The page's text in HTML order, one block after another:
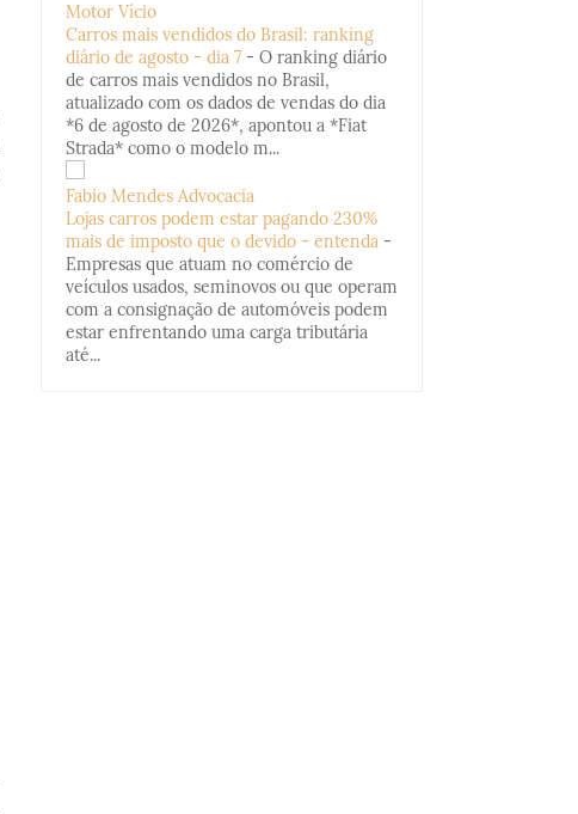
Motor Vício
Carros mais vendidos do Brasil: ranking
diário de agosto - dia 7 - O ranking diário
de carros mais vendidos no Brasil,
atualizado com os dados de vendas do dia
*6 de agosto de 2026*, apontou a *Fiat
Strada* como o modelo m...
Fabio Mendes Advocacia
Lojas carros podem estar pagando 230%
mais de imposto que o devido - entenda -
Empresas que atuam no comércio de
veículos usados, seminovos ou que operam
com a consignação de automóveis podem
estar enfrentando uma carga tributária
até...